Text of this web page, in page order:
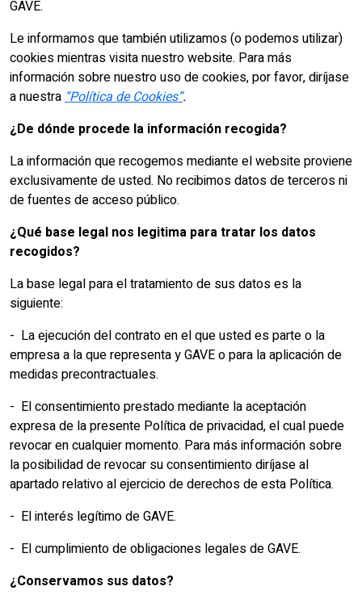
GAVE.
Le informamos que también utilizamos (o podemos utilizar)
cookies mientras visita nuestro website. Para más
información sobre nuestro uso de cookies, por favor, diríjase
a nuestra“Política de Cookies”.
¿De dónde procede la información recogida?
La información que recogemos mediante el website proviene
exclusivamente de usted. No recibimos datos de terceros ni
de fuentes de acceso público.
¿Qué base legal nos legitima para tratar los datos
recogidos?
La base legal para el tratamiento de sus datos es la
siguiente:
- La ejecución del contrato en el que usted es parte o la
empresa a la que representa y GAVE o para la aplicación de
medidas precontractuales.
- El consentimiento prestado mediante la aceptación
expresa de la presente Política de privacidad, el cual puede
revocar en cualquier momento. Para más información sobre
la posibilidad de revocar su consentimiento diríjase al
apartado relativo al ejercicio de derechos de esta Política.
- El interés legítimo de GAVE.
- El cumplimiento de obligaciones legales de GAVE.
¿Conservamos sus datos?